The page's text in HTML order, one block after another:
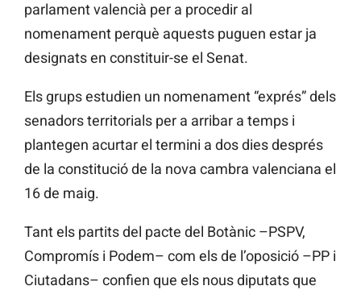
parlament valencià per a procedir al
nomenament perquè aquests puguen estar ja
designats en constituir-se el Senat.
Els grups estudien un nomenament “exprés” dels
senadors territorials per a arribar a temps i
plantegen acurtar el termini a dos dies després
de la constitució de la nova cambra valenciana el
16 de maig.
Tant els partits del pacte del Botànic –PSPV,
Compromís i Podem– com els de l’oposició –PP i
Ciutadans– confien que els nous diputats que